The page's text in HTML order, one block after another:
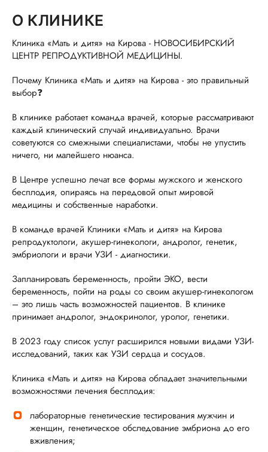
О КЛИНИКЕ
Клиника «Мать и дитя» на Кирова - НОВОСИБИРСКИЙ
ЦЕНТР РЕПРОДУКТИВНОЙ МЕДИЦИНЫ.
Почему Клиника «Мать и дитя» на Кирова - это правильный
выбор❓
В клинике работает команда врачей, которые рассматривают
каждый клинический случай индивидуально. Врачи
советуются со смежными специалистами, чтобы не упустить
ничего, ни малейшего нюанса.
В Центре успешно лечат все формы мужского и женского
бесплодия, опираясь на передовой опыт мировой
медицины и собственные наработки.
В команде врачей Клиники «Мать и дитя» на Кирова
репродуктологи, акушер-гинекологи, андролог, генетик,
эмбриологи и врачи УЗИ - диагностики.
Запланировать беременность, пройти ЭКО, вести
беременность, пойти на роды со своим акушер-гинекологом
– это лишь часть возможностей пациентов. В клинике
принимает андролог, эндокринолог, уролог, генетики.
В 2023 году список услуг расширился новыми видами УЗИ-
исследований, таких как УЗИ сердца и сосудов.
Клиника «Мать и дитя» на Кирова обладает значительными
возможностями лечения бесплодия:
лабораторные генетические тестирования мужчин и
женщин, генетическое обследование эмбриона до его
вживления;